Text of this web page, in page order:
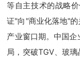
等自主技术的战略
证"向"商业化落地"
产业窗口期。中国
局，突破TGV、玻